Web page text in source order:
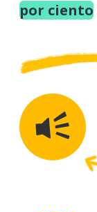
por ciento